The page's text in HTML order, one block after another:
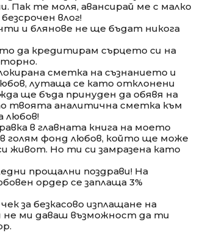
Пак те моля, авансирай ме с малко
влог!
и блянове не ще бъдат никога
да кредитирам сърцето си на
сметка на съзнанието и
лутаща се като отклонени
ще бъда принуден да обявя на
твоята аналитична сметка към
любов!
в главната книга на моето
голям фонд любов, който ще може
живот. Но ти си замразена като
прощални поздрави! На
ордер се заплаща 3%
за безкасово изплащане на
не ми даваш възможност да ти